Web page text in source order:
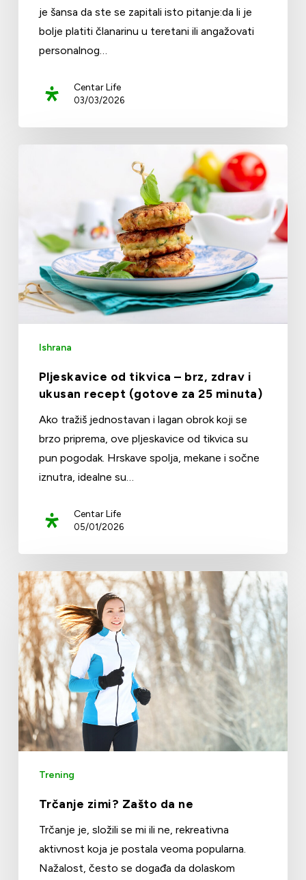
je šansa da ste se zapitali isto pitanje:da li je
bolje platiti članarinu u teretani ili angažovati
personalnog…
Centar Life
03/03/2026
Ishrana
Pljeskavice od tikvica – brz, zdrav i
ukusan recept (gotove za 25 minuta)
Ako tražiš jednostavan i lagan obrok koji se
brzo priprema, ove pljeskavice od tikvica su
pun pogodak. Hrskave spolja, mekane i sočne
iznutra, idealne su…
Centar Life
05/01/2026
Trening
Trčanje zimi? Zašto da ne
Trčanje je, složili se mi ili ne, rekreativna
aktivnost koja je postala veoma popularna.
Nažalost, često se događa da dolaskom